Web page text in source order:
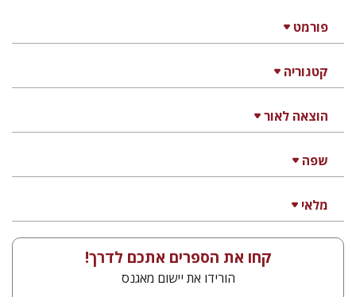
פורמט
קטגוריה
הוצאה לאור
שפה
מלאי
קחו את הספרים אתכם לדרך!
הורידו את יישום מאגנס